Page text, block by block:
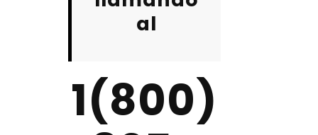
al
1(800)